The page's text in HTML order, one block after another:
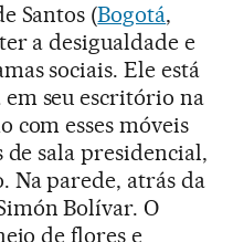
Santos (Bogotá,
a desigualdade e
sociais. Ele está
seu escritório na
com esses móveis
de sala presidencial,
Na parede, atrás da
Bolívar. O
de flores e